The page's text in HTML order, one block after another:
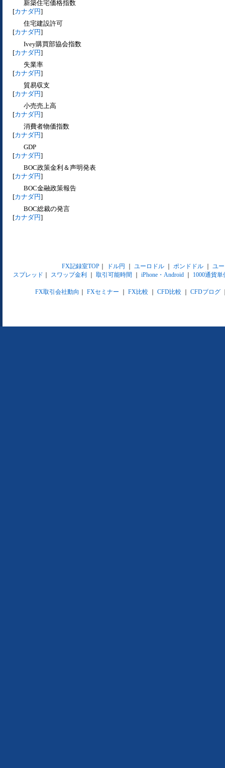
新築住宅価格指数
[カナダ円]
住宅建設許可
[カナダ円]
Ivey購買部協会指数
[カナダ円]
失業率
[カナダ円]
貿易収支
[カナダ円]
小売売上高
[カナダ円]
消費者物価指数
[カナダ円]
GDP
[カナダ円]
BOC政策金利＆声明発表
[カナダ円]
BOC金融政策報告
[カナダ円]
BOC総裁の発言
[カナダ円]
FX記録室TOP｜ ドル円 ユーロドル｜ ポンドドル｜ ユ
スプレッド
スワップ金利 取引可能時間 iPhone・Android 1000通貨単
FX取引会社動向 FXセミナー FX比較 CFD比較 CFDブログ